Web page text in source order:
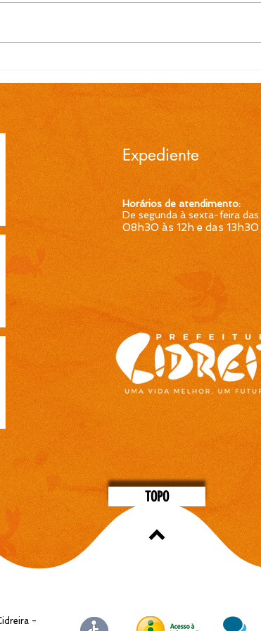
temporário de Professor
Ensino Fundamental 1ª a
4ª Séries é publicada pela
Prefeitura de Cidreira
Expediente
Horários de atendimento:
De segunda à sexta-feira das
08h30 às 12h e das 13h30
TOPO
-